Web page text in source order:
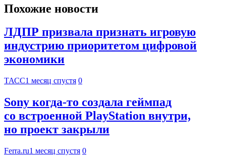
Похожие новости
ЛДПР призвала признать игровую
индустрию приоритетом цифровой
экономики
ТАСС1 месяц спустя 0
Sony когда-то создала геймпад
со встроенной PlayStation внутри,
но проект закрыли
Ferra.ru1 месяц спустя 0